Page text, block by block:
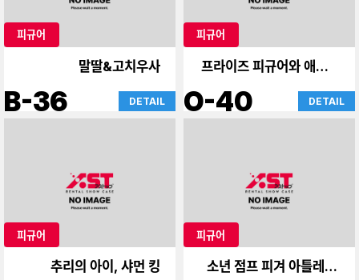
피규어
말딸&고치우사
B-36 DETAIL
피규어
프라이즈 피규어와 애니메
이션 상품
O-40 DETAIL
피규어
추리의 아이, 샤먼 킹
피규어
소년 점프 피겨 아틀레 카